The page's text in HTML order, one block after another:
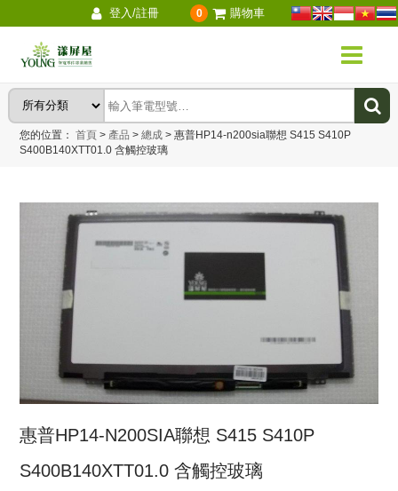
登入/註冊 0 購物車
您的位置：首頁 > 產品 > 總成 > 惠普HP14-n200sia聯想 S415 S410P
S400B140XTT01.0 含觸控玻璃
惠普HP14-N200SIA聯想 S415 S410P
S400B140XTT01.0 含觸控玻璃